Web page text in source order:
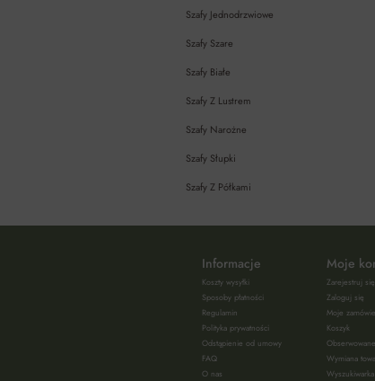
Szafy Jednodrzwiowe
Szafy Szare
Szafy Białe
Szafy Z Lustrem
Szafy Narożne
Szafy Słupki
Szafy Z Półkami
Informacje
Koszty wysyłki
Sposoby płatności
Regulamin
Polityka prywatności
Odstąpienie od umowy
FAQ
O nas
Moje
Zarejestruj się
Zaloguj się
Moje
Koszyk
Obserwowane
Wymiana